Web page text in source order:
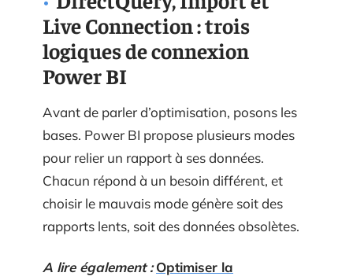
Live Connection : trois
logiques de connexion
Power BI
Avant de parler d’optimisation, posons les
bases. Power BI propose plusieurs modes
pour relier un rapport à ses données.
Chacun répond à un besoin différent, et
choisir le mauvais mode génère soit des
rapports lents, soit des données obsolètes.
A lire également : Optimiser la